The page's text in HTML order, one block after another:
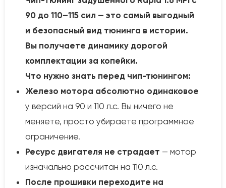
90 до 110–115 сил — это самый выгодный
и безопасный вид тюнинга в истории.
Вы получаете динамику дорогой
комплектации за копейки.
Что нужно знать перед чип-тюнингом:
Железо мотора абсолютно одинаковое
у версий на 90 и 110 л.с. Вы ничего не
меняете, просто убираете программное
ограничение.
Ресурс двигателя не страдает — мотор
изначально рассчитан на 110 л.с.
После прошивки переходите на